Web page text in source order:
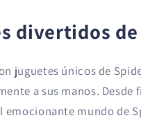
divertidos
juguetes únicos de
a sus manos. Desde
mundo de